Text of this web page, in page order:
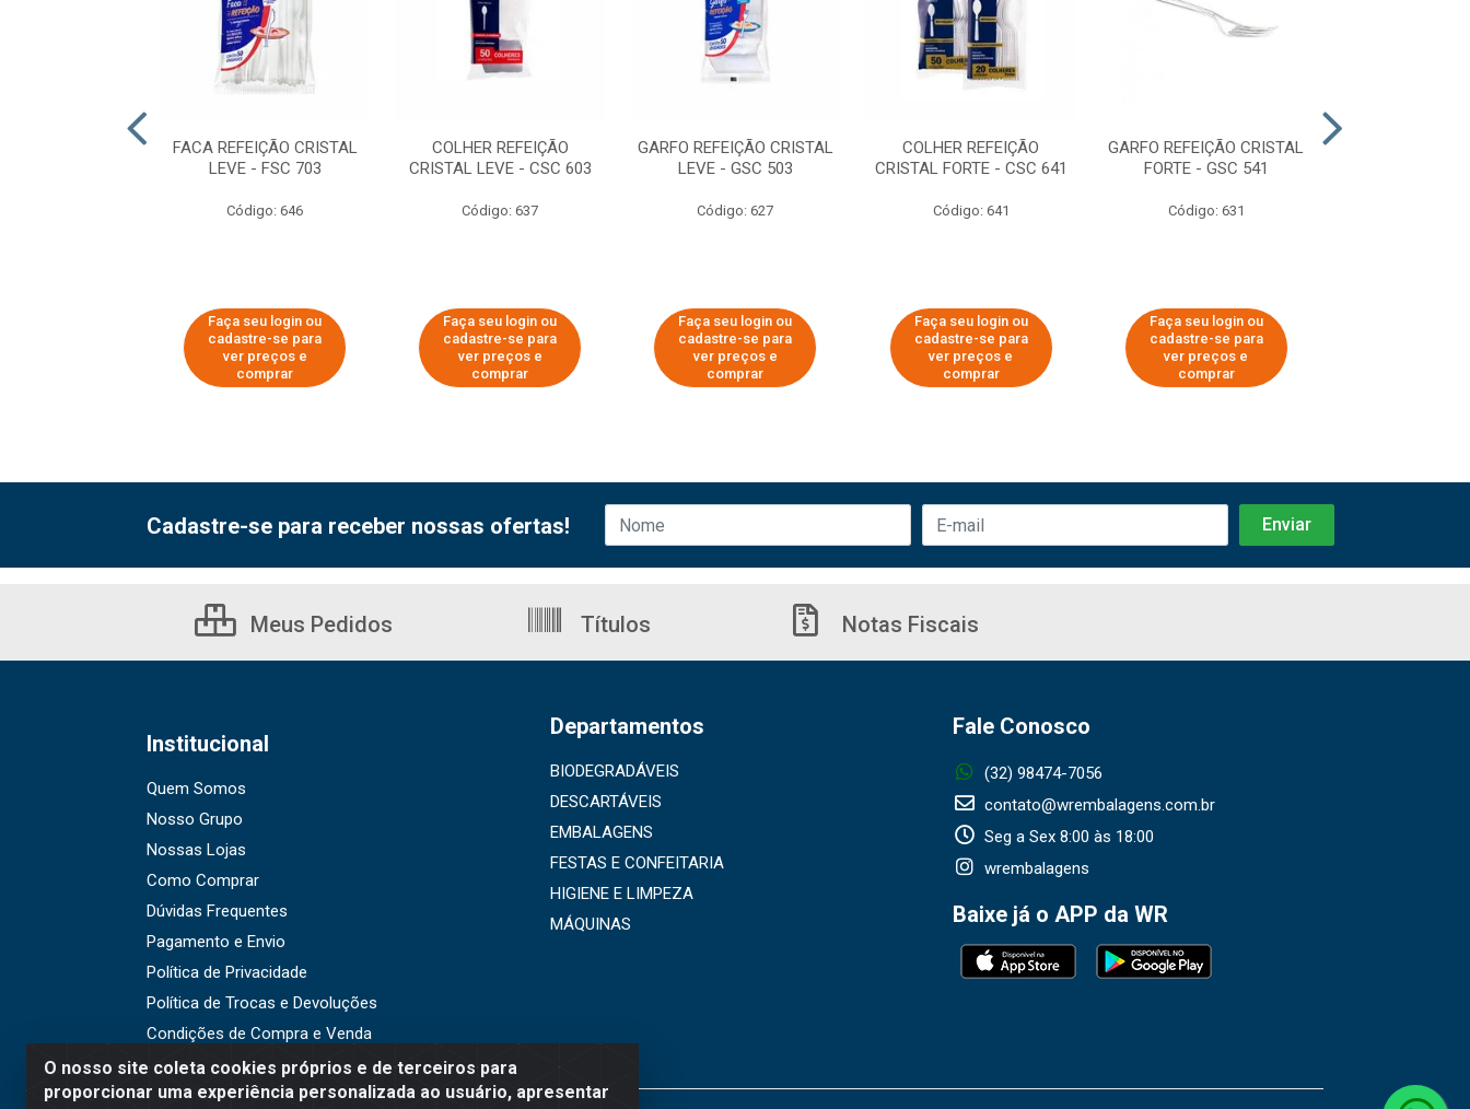
FACA REFEIÇÃO CRISTAL
LEVE - FSC 703
Código: 646
Faça seu login ou
cadastre-se para
ver preços e
comprar
COLHER REFEIÇÃO
CRISTAL LEVE - CSC 603
Código: 637
Faça seu login ou
cadastre-se para
ver preços e
comprar
GARFO REFEIÇÃO CRISTAL
LEVE - GSC 503
Código: 627
Faça seu login ou
cadastre-se para
ver preços e
comprar
COLHER REFEIÇÃO
CRISTAL FORTE - CSC 641
Código: 641
Faça seu login ou
cadastre-se para
ver preços e
comprar
GARFO REFEIÇÃO CRISTAL
FORTE - GSC 541
Código: 631
Faça seu login ou
cadastre-se para
ver preços e
comprar
O nosso site coleta cookies próprios e de terceiros para
proporcionar uma experiência personalizada ao usuário, apresentar
Cadastre-se para receber nossas ofertas!
Meus Pedidos Títulos Notas Fiscais
Institucional
Quem Somos
Nosso Grupo
Nossas Lojas
Como Comprar
Dúvidas Frequentes
Pagamento e Envio
Política de Privacidade
Política de Trocas e Devoluções
Condições de Compra e Venda
Departamentos
BIODEGRADÁVEIS
DESCARTÁVEIS
EMBALAGENS
FESTAS E CONFEITARIA
HIGIENE E LIMPEZA
MÁQUINAS
Fale Conosco
(32) 98474-7056
contato@wrembalagens.com.br
Seg a Sex 8:00 às 18:00
wrembalagens
Baixe já o APP da WR